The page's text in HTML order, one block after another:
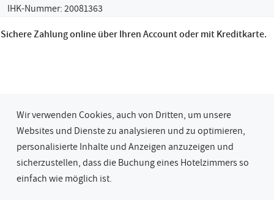
IHK-Nummer: 20081363
Sichere Zahlung online über Ihren Account oder mit Kreditkarte.
© 2026 Bastion Hotel Groep
Privatsphäre & Cookies
Wir verwenden Cookies, auch von Dritten, um unsere
Websites und Dienste zu analysieren und zu optimieren,
personalisierte Inhalte und Anzeigen anzuzeigen und
sicherzustellen, dass die Buchung eines Hotelzimmers so
einfach wie möglich ist.